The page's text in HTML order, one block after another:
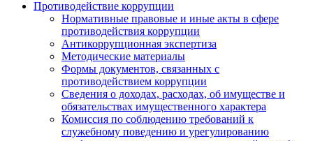
Противодействие коррупции
Нормативные правовые и иные акты в сфере
противодействия коррупции
Антикоррупционная экспертиза
Методические материалы
Формы документов, связанных с
противодействием коррупции
Сведения о доходах, расходах, об имуществе и
обязательствах имущественного характера
Комиссия по соблюдению требований к
служебному поведению и урегулированию